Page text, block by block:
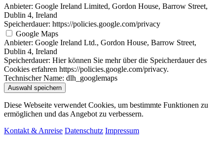
Anbieter: Google Ireland Limited, Gordon House, Barrow Street,
Dublin 4, Ireland
Speicherdauer: https://policies.google.com/privacy
Google Maps
Anbieter: Google Ireland Ltd., Gordon House, Barrow Street,
Dublin 4, Ireland
Speicherdauer: Hier können Sie mehr über die Speicherdauer des
Cookies erfahren https://policies.google.com/privacy.
Technischer Name: dlh_googlemaps
Auswahl speichern
Diese Webseite verwendet Cookies, um bestimmte Funktionen zu
ermöglichen und das Angebot zu verbessern.
Kontakt & Anreise Datenschutz Impressum